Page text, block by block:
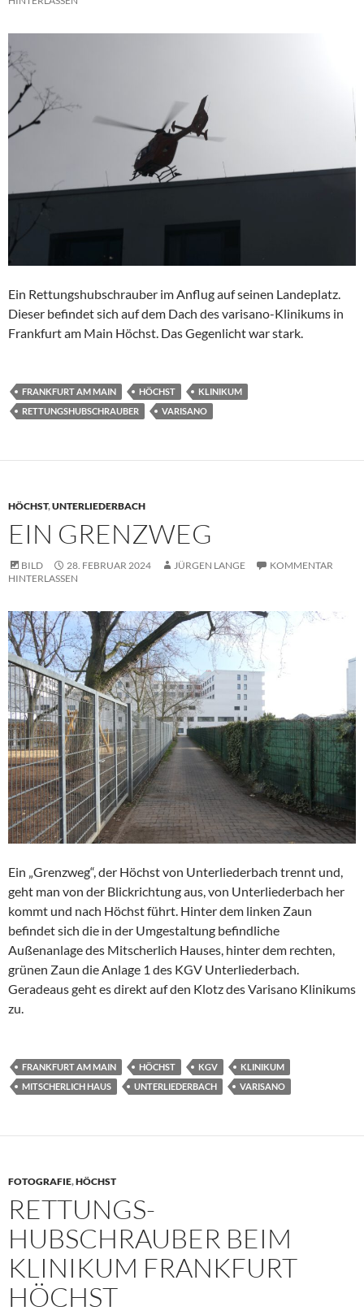
Ein Rettungshubschrauber im Anflug auf seinen Landeplatz.
Dieser befindet sich auf dem Dach des varisano-Klinikums in
Frankfurt am Main Höchst. Das Gegenlicht war stark.
FRANKFURT AM MAIN HÖCHST
KLINIKUM
RETTUNGSHUBSCHRAUBER
VARISANO
HÖCHST,UNTERLIEDERBACH
EIN GRENZWEG
BILD 28. FEBRUAR 2024 JÜRGEN LANGE
KOMMENTAR
HINTERLASSEN
Ein „Grenzweg“, der Höchst von Unterliederbach trennt und,
geht man von der Blickrichtung aus, von Unterliederbach her
kommt und nach Höchst führt. Hinter dem linken Zaun
befindet sich die in der Umgestaltung befindliche
Außenanlage des Mitscherlich Hauses, hinter dem rechten,
grünen Zaun die Anlage 1 des KGV Unterliederbach.
Geradeaus geht es direkt auf den Klotz des Varisano Klinikums
zu.
FRANKFURT AM MAIN HÖCHST KGV
KLINIKUM
MITSCHERLICH HAUS
UNTERLIEDERBACH VARISANO
FOTOGRAFIE,HÖCHST
RETTUNGS-
HUBSCHRAUBER BEIM
KLINIKUM FRANKFURT
HÖCHST